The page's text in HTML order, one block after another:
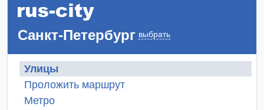
Санкт-Петербург выбрать
Улицы
Проложить маршрут
Метро